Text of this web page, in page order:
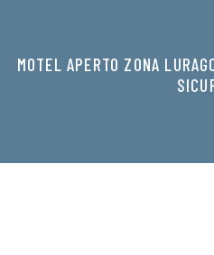
MOTEL APERTO ZONA